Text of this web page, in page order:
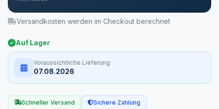
Versandkosten werden im Checkout berechnet
Auf Lager
Voraussichtliche Lieferung
07.08.2026
Schneller Versand
Sichere Zahlung